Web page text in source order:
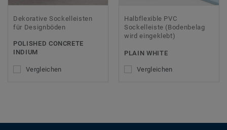
Dekorative Sockelleisten
für Designböden
POLISHED CONCRETE
INDIUM
Vergleichen
Halbflexible PVC
Sockelleiste (Bodenbelag
wird eingeklebt)
PLAIN WHITE
Vergleichen